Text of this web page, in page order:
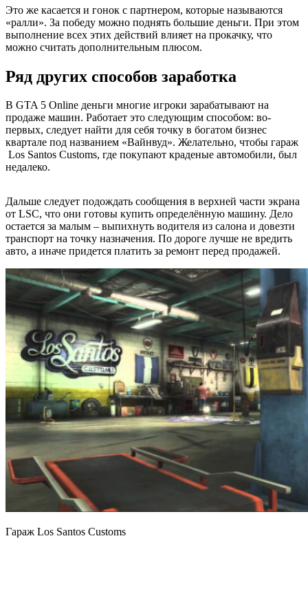
Это же касается и гонок с партнером, которые называются
«ралли». За победу можно поднять большие деньги. При этом
выполнение всех этих действий влияет на прокачку, что
можно считать дополнительным плюсом.
Ряд других способов заработка
В GTA 5 Online деньги многие игроки зарабатывают на
продаже машин. Работает это следующим способом: во-
первых, следует найти для себя точку в богатом бизнес
квартале под названием «Вайнвуд». Желательно, чтобы гараж
Los Santos Customs, где покупают краденые автомобили, был
недалеко.
Дальше следует подождать сообщения в верхней части экрана
от LSC, что они готовы купить определённую машину. Дело
остается за малым – выпихнуть водителя из салона и довезти
транспорт на точку назначения. По дороге лучше не вредить
авто, а иначе придется платить за ремонт перед продажей.
Гараж Los Santos Customs